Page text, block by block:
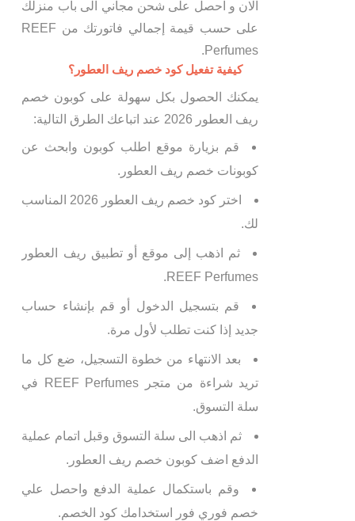
الان و احصل على شحن مجاني الى باب منزلك
على حسب قيمة إجمالي فاتورتك من REEF
Perfumes.
كيفية تفعيل كود خصم ريف العطور؟
يمكنك الحصول بكل سهولة على كوبون خصم
ريف العطور 2026 عند اتباعك الطرق التالية:
قم بزيارة موقع اطلب كوبون وابحث عن
كوبونات خصم ريف العطور.
اختر كود خصم ريف العطور 2026 المناسب
لك.
ثم اذهب إلى موقع أو تطبيق ريف العطور
REEF Perfumes.
قم بتسجيل الدخول أو قم بإنشاء حساب
جديد إذا كنت تطلب لأول مرة.
بعد الانتهاء من خطوة التسجيل، ضع كل ما
تريد شراءة من متجر REEF Perfumes في
سلة التسوق.
ثم اذهب الى سلة التسوق وقبل اتمام عملية
الدفع اضف كوبون خصم ريف العطور.
وقم باستكمال عملية الدفع واحصل علي
خصم فوري فور استخدامك كود الخصم.